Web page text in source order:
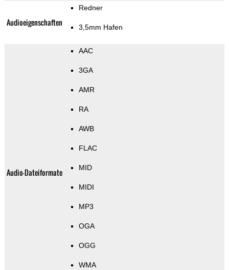
Audioeigenschaften
Redner
3,5mm Hafen
Audio-Dateiformate
AAC
3GA
AMR
RA
AWB
FLAC
MID
MIDI
MP3
OGA
OGG
WMA